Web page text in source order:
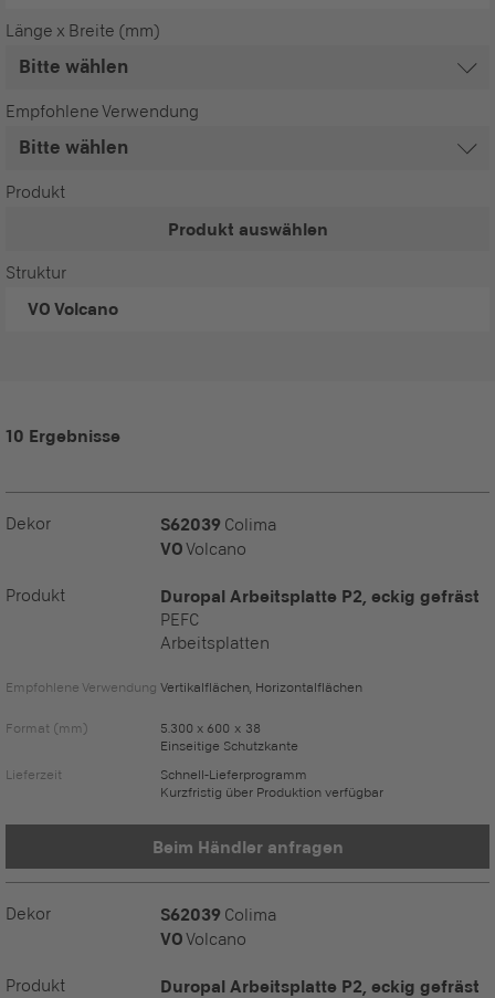
Länge x Breite (mm)
Empfohlene Verwendung
Produkt
Produkt auswählen
Struktur
VO Volcano
10 Ergebnisse
Dekor S62039 Colima
VOVolcano
Produkt Duropal Arbeitsplatte P2, eckig gefräst
PEFC
Arbeitsplatten
Empfohlene Verwendung Vertikalflächen, Horizontalflächen
Format (mm)
5.300 x 600 x 38
Einseitige Schutzkante
Lieferzeit
Schnell-Lieferprogramm
Kurzfristig über Produktion verfügbar
Beim Händler anfragen
Dekor S62039 Colima
VOVolcano
Produkt Duropal Arbeitsplatte P2, eckig gefräst